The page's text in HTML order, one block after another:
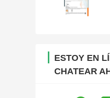
ESTOY EN
CHATEAR